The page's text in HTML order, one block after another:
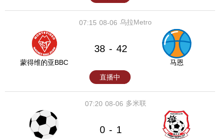
08-06
07:15 乌拉Metro
蒙得维的亚BBC
38 - 42
马恩
直播中
08-06
07:20 多米联
0 - 1